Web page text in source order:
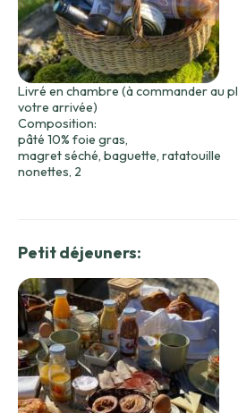
Livré en chambre (à commander au
votre arrivée)
Composition:
pâté 10% foie gras,
magret séché, baguette, ratatouille
nonettes, 2
Petit déjeuners: